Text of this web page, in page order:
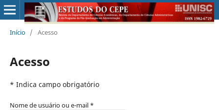
Início / Acesso
Acesso
* Indica campo obrigatório
Nome de usuário ou e-mail *